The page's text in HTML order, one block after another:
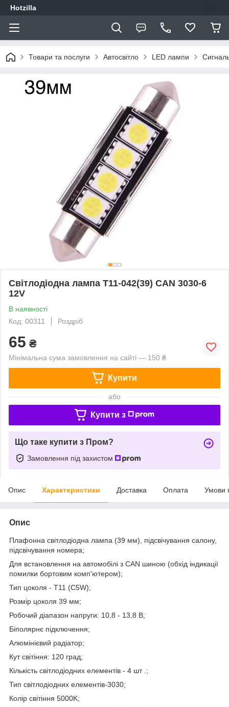
Hotzilla
Товари та послуги Автосвітло LED лампи
Світлодіодна лампа T11-042(39) CAN 3030-6
12V
В наявності
Код: 00311
Роздріб
65 ₴
Мінімальна сума замовлення на сайті — 150 ₴
Купити
або
Купити з
Що таке купити з Пром?
Замовлення під захистом
Опис Характеристики Доставка Оплата Умови
Опис
Плафонна світлодіодна лампа (39 мм), підсвічування салону,
підсвічування номера;
Для встановлення на автомобілі з CAN шиною (обхід індикації
помилки бортовим комп'ютером);
Тип цоколя - Т11 (C5W);
Розмір цоколя 39 мм;
Робочий діапазон напруги: 10,8 - 13,8 В;
Біполярнє підключення;
Алюмінієвий радіатор;
Кут світіння: 120 град;
Кількість світлодіодних елементів - 4 шт .;
Тип світлодіодних елементів-3030;
Колір світіння 5000K;